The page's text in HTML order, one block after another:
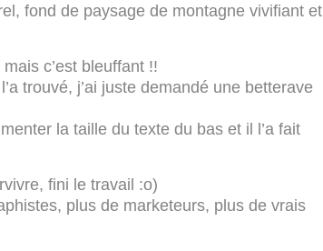
fond de paysage de montagne vivifiant et
c’est bleuffant !!
trouvé, j’ai juste demandé une betterave
la taille du texte du bas et il l’a fait
fini le travail :o)
plus de marketeurs, plus de vrais